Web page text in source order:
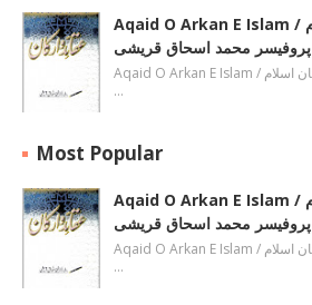
Aqaid O Arkan E Islam / عقائد و ارکان اسلام by
پروفیسر محمد اسحاق قریشی
Aqaid O Arkan E Islam / عقائد و ارکان اسلام by پروفیسر محمد
…
Most Popular
Aqaid O Arkan E Islam / عقائد و ارکان اسلام by
پروفیسر محمد اسحاق قریشی
Aqaid O Arkan E Islam / عقائد و ارکان اسلام by پروفیسر محمد
…